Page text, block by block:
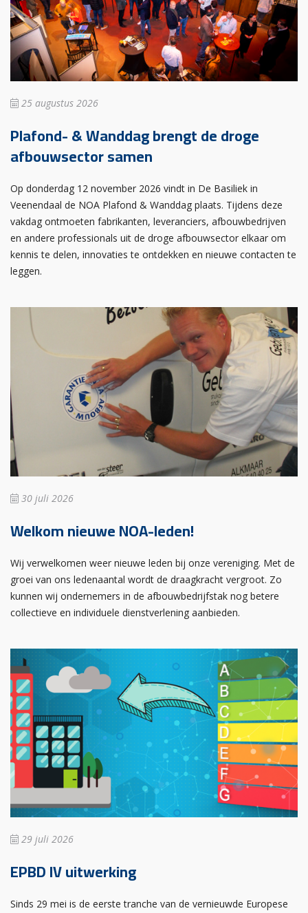
25 augustus 2026
Plafond- & Wanddag brengt de droge
afbouwsector samen
Op donderdag 12 november 2026 vindt in De Basiliek in
Veenendaal de NOA Plafond & Wanddag plaats. Tijdens deze
vakdag ontmoeten fabrikanten, leveranciers, afbouwbedrijven
en andere professionals uit de droge afbouwsector elkaar om
kennis te delen, innovaties te ontdekken en nieuwe contacten te
leggen.
30 juli 2026
Welkom nieuwe NOA-leden!
Wij verwelkomen weer nieuwe leden bij onze vereniging. Met de
groei van ons ledenaantal wordt de draagkracht vergroot. Zo
kunnen wij ondernemers in de afbouwbedrijfstak nog betere
collectieve en individuele dienstverlening aanbieden.
29 juli 2026
EPBD IV uitwerking
Sinds 29 mei is de eerste tranche van de vernieuwde Europese